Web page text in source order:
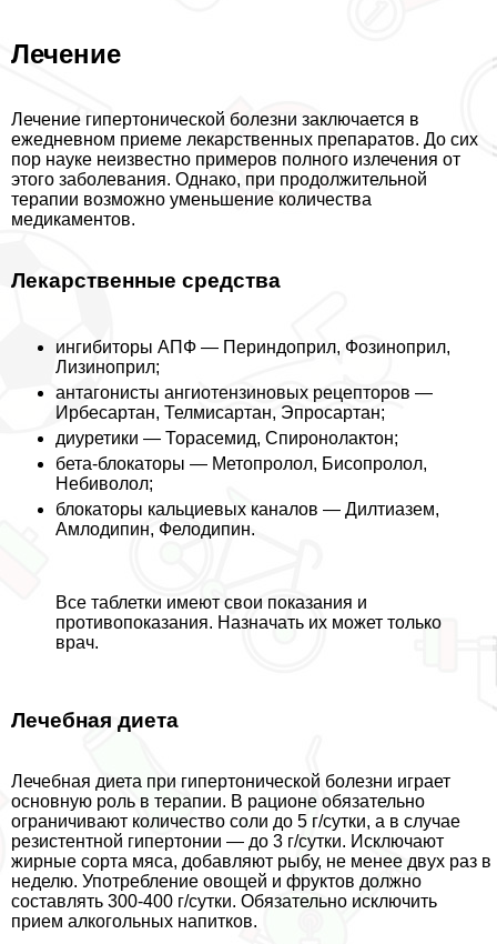
Лечение
Лечение гипертонической болезни заключается в
ежедневном приеме лекарственных препаратов. До сих
пор науке неизвестно примеров полного излечения от
этого заболевания. Однако, при продолжительной
терапии возможно уменьшение количества
медикаментов.
Лекарственные средства
ингибиторы АПФ — Периндоприл, Фозиноприл,
Лизиноприл;
антагонисты ангиотензиновых рецепторов —
Ирбесартан, Телмисартан, Эпросартан;
диуретики — Торасемид, Спиронолактон;
бета-блокаторы — Метопролол, Бисопролол,
Небиволол;
блокаторы кальциевых каналов — Дилтиазем,
Амлодипин, Фелодипин.
Все таблетки имеют свои показания и
противопоказания. Назначать их может только
врач.
Лечебная диета
Лечебная диета при гипертонической болезни играет
основную роль в терапии. В рационе обязательно
ограничивают количество соли до 5 г/сутки, а в случае
резистентной гипертонии — до 3 г/сутки. Исключают
жирные сорта мяса, добавляют рыбу, не менее двух раз в
неделю. Употрeбление овощей и фруктов должно
составлять 300-400 г/сутки. Обязательно исключить
прием алкогольных напитков.